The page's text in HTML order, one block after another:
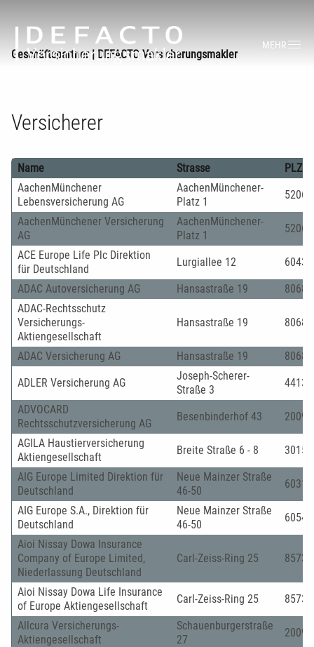
MEHR
Geschäftspartner | DEFACTO Versicherungsmakler
Versicherer
Name Strasse
PLZ
AachenMünchener
Lebensversicherung AG
AachenMünchener-
Platz 1
52064
AachenMünchener Versicherung
AG
AachenMünchener-
Platz 1
52064
ACE Europe Life Plc Direktion
für Deutschland
Lurgiallee 12
60439
ADAC Autoversicherung AG
Hansastraße 19
80686
ADAC-Rechtsschutz
Versicherungs-
Aktiengesellschaft
Hansastraße 19 80686
ADAC Versicherung AG Hansastraße 19
80686
ADLER Versicherung AG
Joseph-Scherer-
Straße 3
44139
ADVOCARD
Rechtsschutzversicherung AG
Besenbinderhof 43
20097
AGILA Haustierversicherung
Aktiengesellschaft
Breite Straße 6 - 8
30159
AIG Europe Limited Direktion für
Deutschland
Neue Mainzer Straße
46-50
60311
AIG Europe S.A., Direktion für
Deutschland
Neue Mainzer Straße
46-50
60547
Aioi Nissay Dowa Insurance
Company of Europe Limited,
Niederlassung Deutschland
Carl-Zeiss-Ring 25 85737
Aioi Nissay Dowa Life Insurance
of Europe Aktiengesellschaft
Carl-Zeiss-Ring 25
85737
Allcura Versicherungs-
Aktiengesellschaft
Schauenburgerstraße
27
20095